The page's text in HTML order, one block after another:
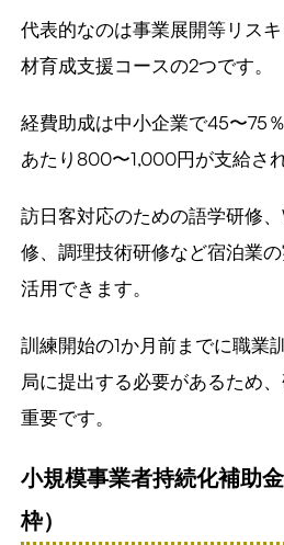
代表的なのは事業展開等リス
材育成支援コースの2つです。
経費助成は中小企業で45〜75
あたり800〜1,000円が支給さ
訪日客対応のための語学研修
修、調理技術研修など宿泊業
活用できます。
訓練開始の1か月前までに職業
局に提出する必要があるため
重要です。
小規模事業者持続化補助
枠）